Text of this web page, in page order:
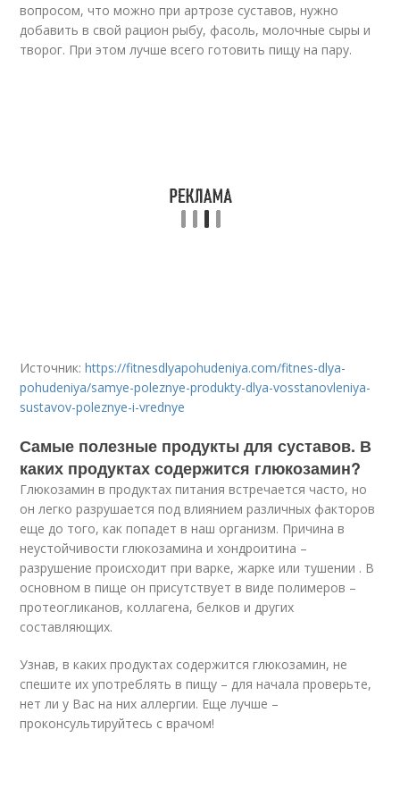
вопросом, что можно при артрозе суставов, нужно
добавить в свой рацион рыбу, фасоль, молочные сыры и
творог. При этом лучше всего готовить пищу на пару.
Источник:https://fitnesdlyapohudeniya.com/fitnes-dlya-
pohudeniya/samye-poleznye-produkty-dlya-vosstanovleniya-
sustavov-poleznye-i-vrednye
Самые полезные продукты для суставов. В
каких продуктах содержится глюкозамин?
Глюкозамин в продуктах питания встречается часто, но
он легко разрушается под влиянием различных факторов
еще до того, как попадет в наш организм. Причина в
неустойчивости глюкозамина и хондроитина –
разрушение происходит при варке, жарке или тушении . В
основном в пище он присутствует в виде полимеров –
протеогликанов, коллагена, белков и других
составляющих.
Узнав, в каких продуктах содержится глюкозамин, не
спешите их употреблять в пищу – для начала проверьте,
нет ли у Вас на них аллергии. Еще лучше –
проконсультируйтесь с врачом!